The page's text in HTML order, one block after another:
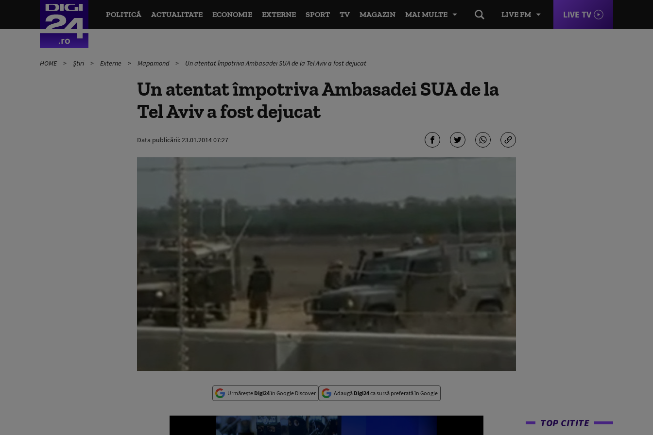
LIVE FM LIVE TV
POLITICĂ ACTUALITATE ECONOMIE EXTERNE SPORT TV MAGAZIN MAI MULTE
HOME Știri Externe Mapamond Un atentat împotriva Ambasadei SUA de la Tel Aviv a fost dejucat
Un atentat împotriva Ambasadei SUA de la
Tel Aviv a fost dejucat
Data publicării:23.01.2014 07:27
Urmărește Digi24în Google Discover Adaugă Digi24ca sursă preferată în Google
TOP CITITE